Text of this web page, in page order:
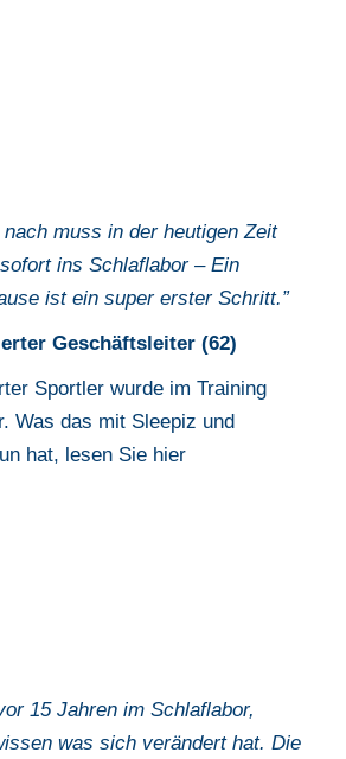
nach muss in der heutigen Zeit
ins Schlaflabor – Ein
ist ein super erster Schritt.”
Geschäftsleiter (62)
Sportler wurde im Training
Was das mit Sleepiz und
hat, lesen Sie hier
15 Jahren im Schlaflabor,
was sich verändert hat. Die